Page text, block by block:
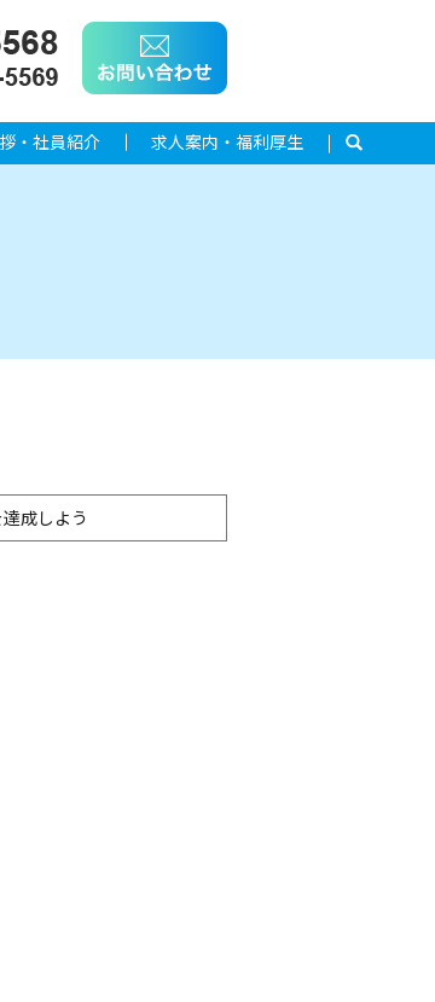
・社員紹介 求人案内・福利厚生 search
成しよう